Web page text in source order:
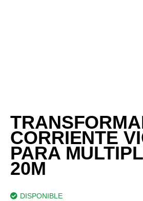
CORRIENTE
PARA
20M
DISPONIBLE